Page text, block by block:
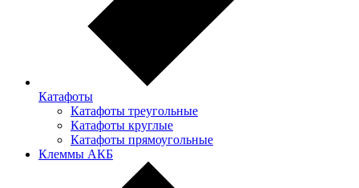
Катафоты
Катафоты треугольные
Катафоты круглые
Катафоты прямоугольные
Клеммы АКБ